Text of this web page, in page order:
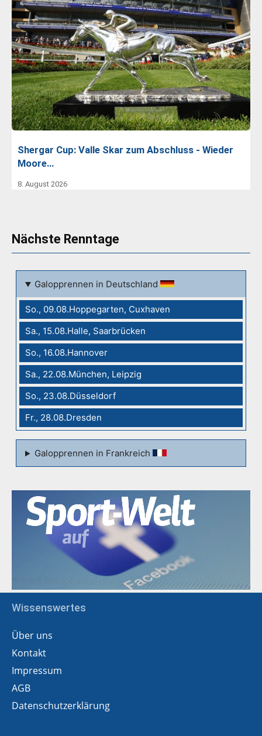
Shergar Cup: Valle Skar zum Abschluss - Wieder
Moore…
8. August 2026
Nächste Renntage
Galopprennen in Deutschland
So., 09.08.Hoppegarten, Cuxhaven
Sa., 15.08.Halle, Saarbrücken
So., 16.08.Hannover
Sa., 22.08.München, Leipzig
So., 23.08.Düsseldorf
Fr., 28.08.Dresden
Galopprennen in Frankreich
Wissenswertes
Über uns
Kontakt
Impressum
AGB
Datenschutzerklärung